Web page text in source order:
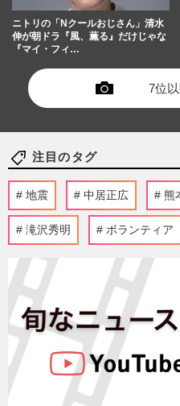
ニトリの「Nクールおじさん」清水
伸が朝ドラ『風、薫る』だけじゃな
『マイ・フィ…
7位
注目のタグ
地震 中居正広 熊
滝沢秀明 ボランティア